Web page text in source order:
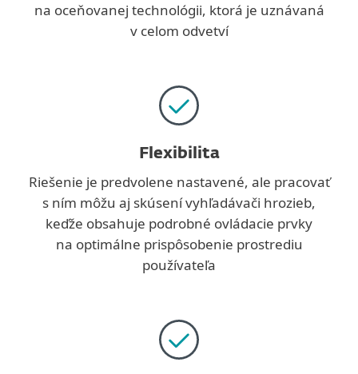
na oceňovanej technológii, ktorá je uznávaná
v celom odvetví
Flexibilita
Riešenie je predvolene nastavené, ale pracovať
s ním môžu aj skúsení vyhľadávači hrozieb,
keďže obsahuje podrobné ovládacie prvky
na optimálne prispôsobenie prostrediu
používateľa